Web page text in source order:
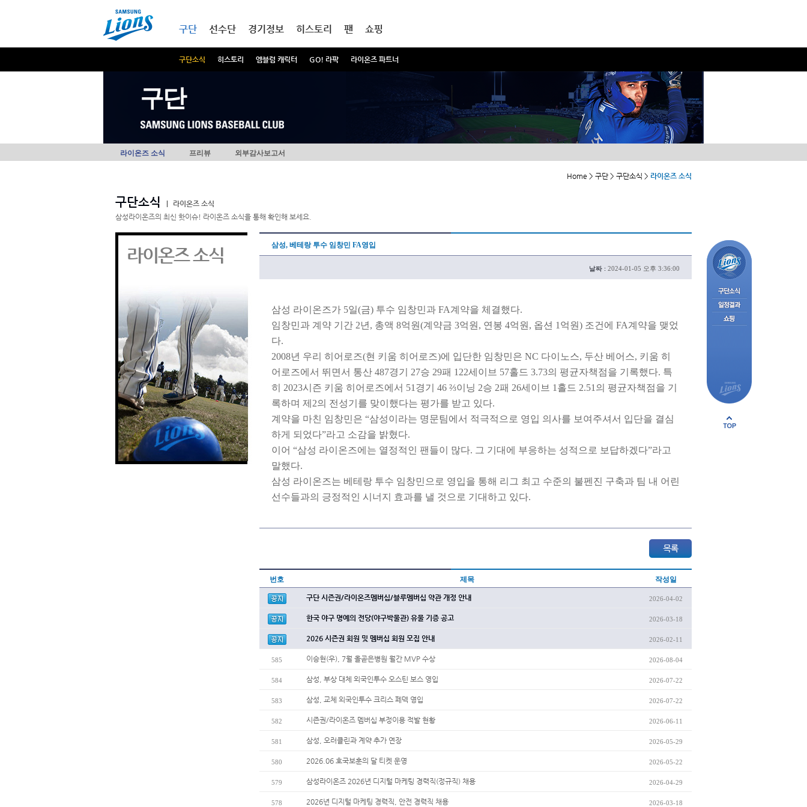
구단
구단소식 히스토리 엠블럼 캐릭터 GO! 라팍 라이온즈 파트너
선수단 경기정보 히스토리 팬 쇼핑
구단
라이온즈 소식 프리뷰 외부감사보고서
Home > 구단 > 구단소식 > 라이온즈 소식
구단소식
라이온즈 소식
삼성라이온즈의 최신 핫이슈! 라이온즈 소식을 통해 확인해 보세요.
라이온즈 소식 삼성, 베테랑 투수 임창민 FA영입
날짜 : 2024-01-05 오후 3:36:00
삼성 라이온즈가 5일(금) 투수 임창민과 FA계약을 체결했다.
임창민과 계약 기간 2년, 총액 8억원(계약금 3억원, 연봉 4억원, 옵션 1억원) 조건에 FA계약을 맺었
다.
2008년 우리 히어로즈(현 키움 히어로즈)에 입단한 임창민은 NC 다이노스, 두산 베어스, 키움 히
어로즈에서 뛰면서 통산 487경기 27승 29패 122세이브 57홀드 3.73의 평균자책점을 기록했다. 특
히 2023시즌 키움 히어로즈에서 51경기 46 ⅔이닝 2승 2패 26세이브 1홀드 2.51의 평균자책점을 기
록하며 제2의 전성기를 맞이했다는 평가를 받고 있다.
계약을 마친 임창민은 “삼성이라는 명문팀에서 적극적으로 영입 의사를 보여주셔서 입단을 결심
하게 되었다”라고 소감을 밝혔다.
이어 “삼성 라이온즈에는 열정적인 팬들이 많다. 그 기대에 부응하는 성적으로 보답하겠다”라고
말했다.
삼성 라이온즈는 베테랑 투수 임창민으로 영입을 통해 리그 최고 수준의 불펜진 구축과 팀 내 어린
선수들과의 긍정적인 시너지 효과를 낼 것으로 기대하고 있다.
번호 제목 작성일
구단 시즌권/라이온즈멤버십/블루멤버십 약관 개정 안내 2026-04-02
한국 야구 명예의 전당(야구박물관) 유물 기증 공고 2026-03-18
2026 시즌권 회원 및 멤버십 회원 모집 안내 2026-02-11
585 이승현(우), 7월 올곧은병원 월간 MVP 수상 2026-08-04
584 삼성, 부상 대체 외국인투수 오스틴 보스 영입 2026-07-22
583 삼성, 교체 외국인투수 크리스 페덱 영입 2026-07-22
582 시즌권/라이온즈 멤버십 부정이용 적발 현황 2026-06-11
581 삼성, 오러클린과 계약 추가 연장 2026-05-29
580 2026.06 호국보훈의 달 티켓 운영 2026-05-22
579 삼성라이온즈 2026년 디지털 마케팅 경력직(정규직) 채용 2026-04-29
578 2026년 디지털 마케팅 경력직, 안전 경력직 채용 2026-03-18